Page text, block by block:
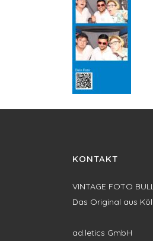
KONTAKT
VINTAGE FOTO
Das Original aus
ad.letics GmbH